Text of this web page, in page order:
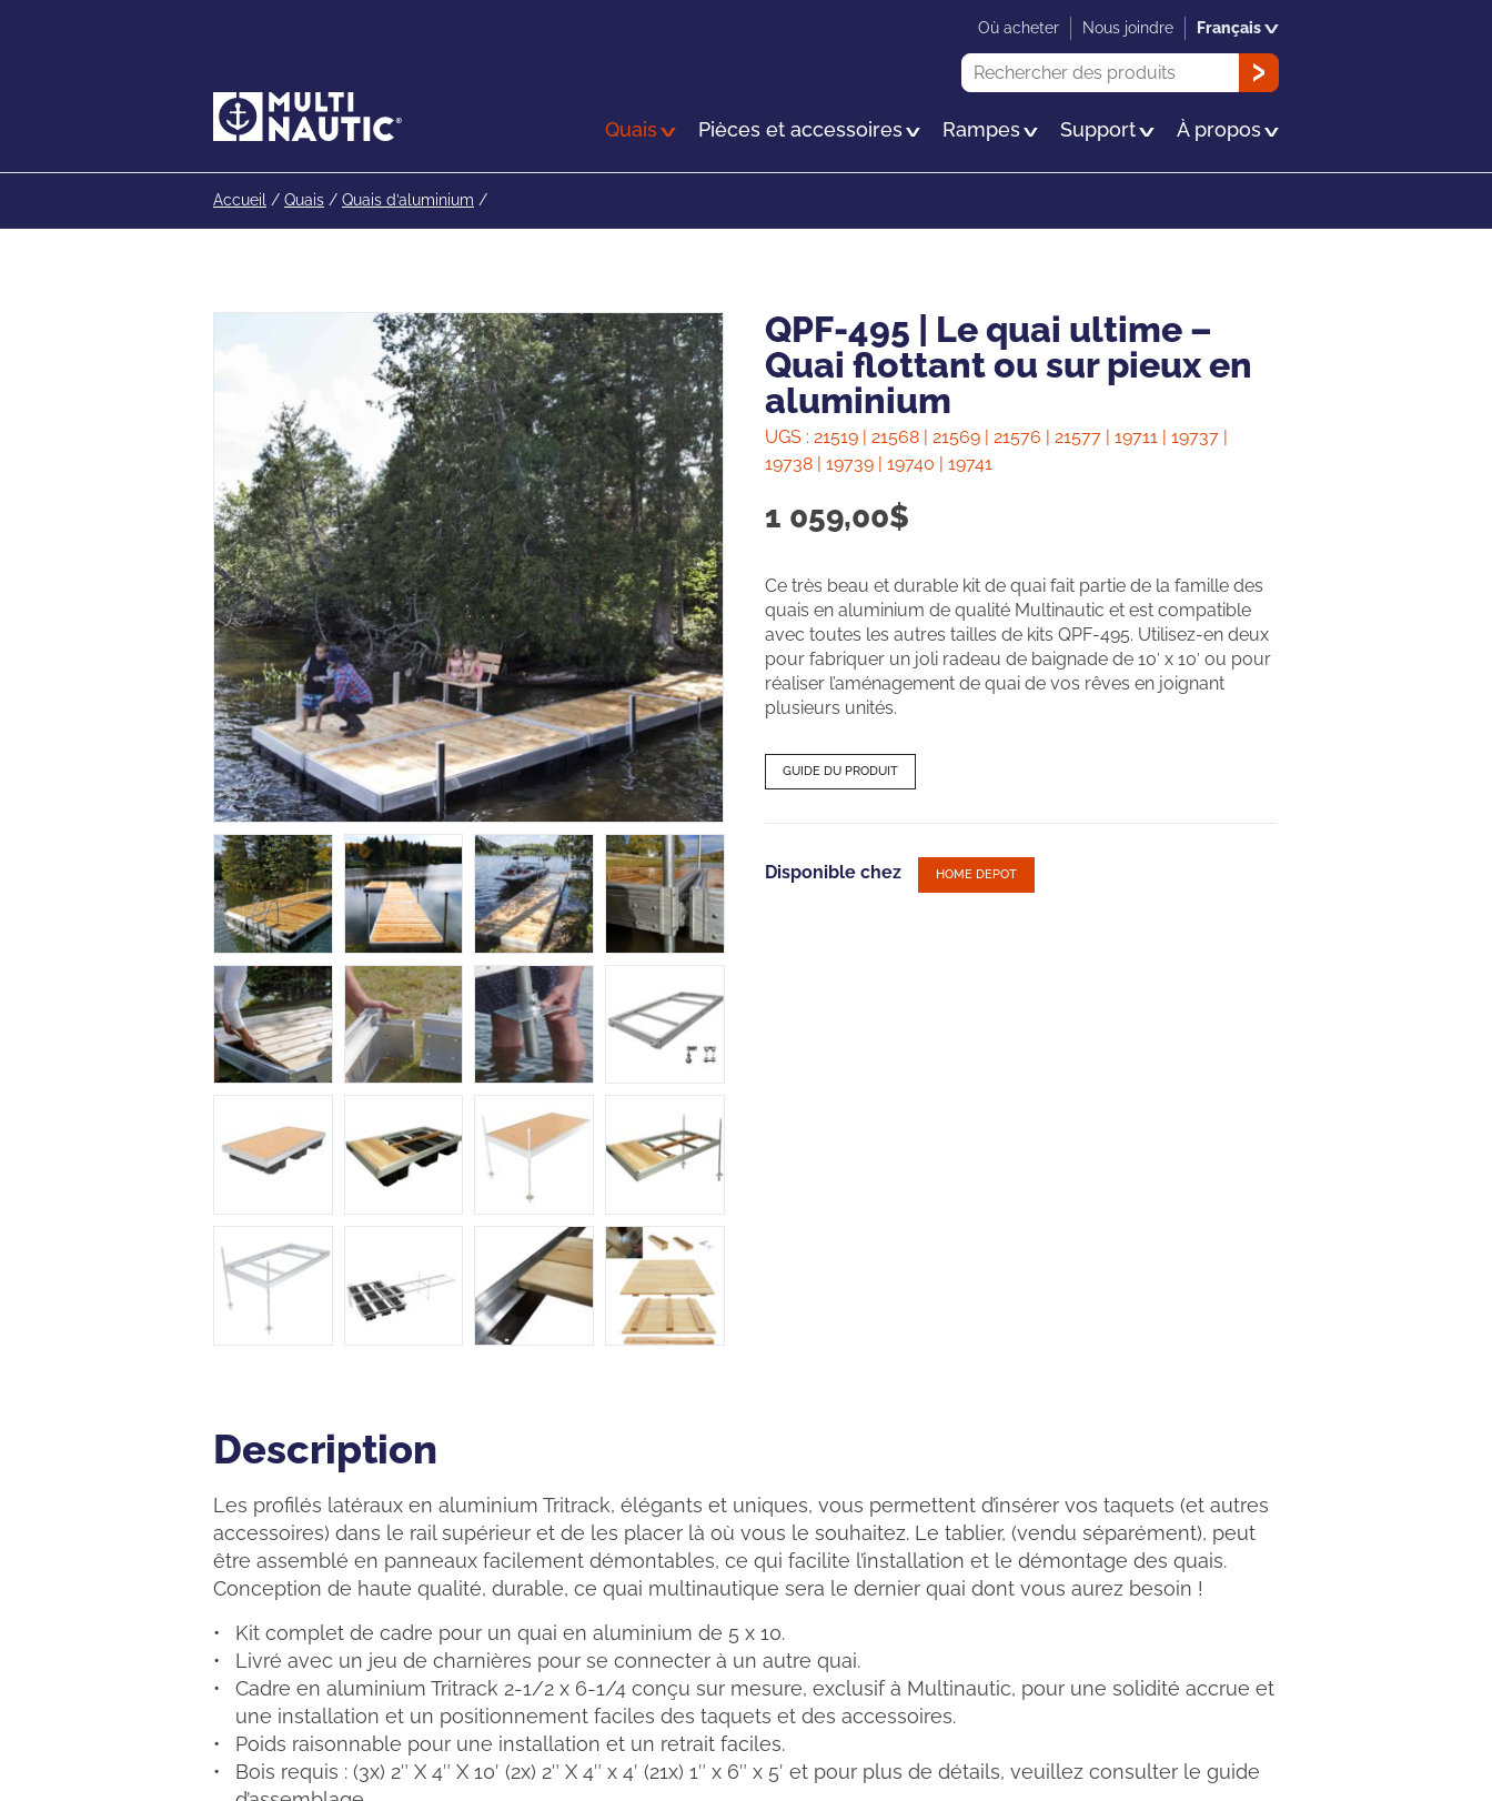
Quais Pièces et accessoires Rampes Support À propos
Recherche
OK
Où acheter Nous joindre Français
Accueil / Quais / Quais d’aluminium /
QPF-495 | Le quai ultime –
Quai flottant ou sur pieux en
aluminium
UGS : 21519 | 21568 | 21569 | 21576 | 21577 | 19711 | 19737 |
19738 | 19739 | 19740 | 19741
1 059,00$
Ce très beau et durable kit de quai fait partie de la famille des
quais en aluminium de qualité Multinautic et est compatible
avec toutes les autres tailles de kits QPF-495. Utilisez-en deux
pour fabriquer un joli radeau de baignade de 10′ x 10′ ou pour
réaliser l’aménagement de quai de vos rêves en joignant
plusieurs unités.
GUIDE DU PRODUIT
Disponible chez HOME DEPOT
Description
Description
Les profilés latéraux en aluminium Tritrack, élégants et uniques, vous permettent d’insérer vos taquets (et autres
accessoires) dans le rail supérieur et de les placer là où vous le souhaitez. Le tablier, (vendu séparément), peut
être assemblé en panneaux facilement démontables, ce qui facilite l’installation et le démontage des quais.
Conception de haute qualité, durable, ce quai multinautique sera le dernier quai dont vous aurez besoin !
Kit complet de cadre pour un quai en aluminium de 5 x 10.
Livré avec un jeu de charnières pour se connecter à un autre quai.
Cadre en aluminium Tritrack 2-1/2 x 6-1/4 conçu sur mesure, exclusif à Multinautic, pour une solidité accrue et
une installation et un positionnement faciles des taquets et des accessoires.
Poids raisonnable pour une installation et un retrait faciles.
Bois requis : (3x) 2″ X 4″ X 10′ (2x) 2″ X 4″ x 4′ (21x) 1″ x 6″ x 5′ et pour plus de détails, veuillez consulter le guide